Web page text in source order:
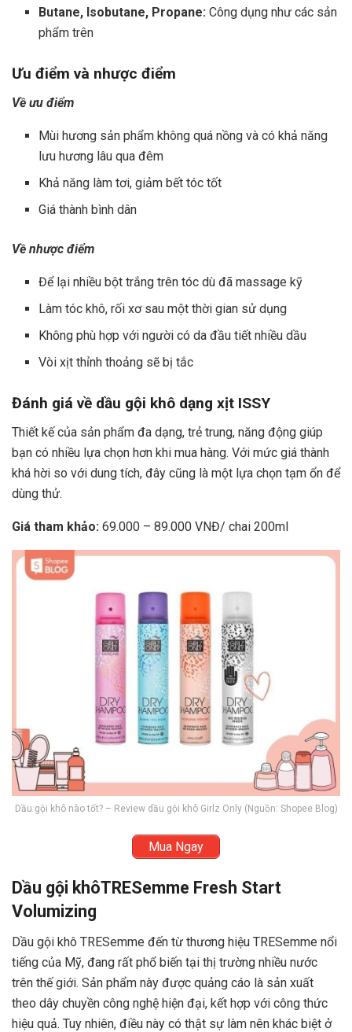
Butane, Isobutane, Propane:Công dụng như các sản
phẩm trên
Ưu điểm và nhược điểm
Về ưu điểm
Mùi hương sản phẩm không quá nồng và có khả năng
lưu hương lâu qua đêm
Khả năng làm tơi, giảm bết tóc tốt
Giá thành bình dân
Về nhược điểm
Để lại nhiều bột trắng trên tóc dù đã massage kỹ
Làm tóc khô, rối xơ sau một thời gian sử dụng
Không phù hợp với người có da đầu tiết nhiều dầu
Vòi xịt thỉnh thoảng sẽ bị tắc
Đánh giá về dầu gội khô dạng xịt ISSY
Thiết kế của sản phẩm đa dạng, trẻ trung, năng động giúp
bạn có nhiều lựa chọn hơn khi mua hàng. Với mức giá thành
khá hời so với dung tích, đây cũng là một lựa chọn tạm ổn để
dùng thử.
Giá tham khảo: 69.000 – 89.000 VNĐ/ chai 200ml
Dầu gội khô nào tốt? – Review dầu gội khô Girlz Only (Nguồn: Shopee Blog)
Mua Ngay
Dầu gội khôTRESemme Fresh Start
Volumizing
Dầu gội khô TRESemme đến từ thương hiệu TRESemme nổi
tiếng của Mỹ, đang rất phổ biến tại thị trường nhiều nước
trên thế giới. Sản phẩm này được quảng cáo là sản xuất
theo dây chuyền công nghệ hiện đại, kết hợp với công thức
hiệu quả. Tuy nhiên, điều này có thật sự làm nên khác biệt ở